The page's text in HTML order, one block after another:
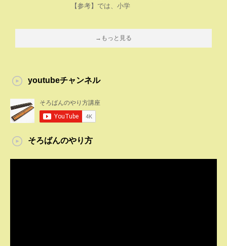
【参考】では、小学
→もっと見る
youtubeチャンネル
そろばんのやり方